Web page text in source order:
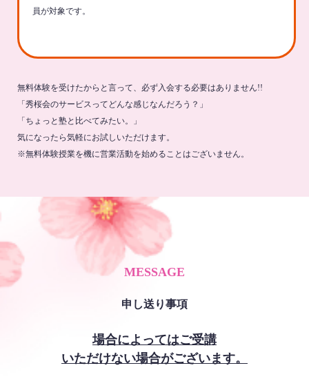
員が対象です。
無料体験を受けたからと言って、必ず入会する必要はありません!!
「秀桜会のサービスってどんな感じなんだろう？」
「ちょっと塾と比べてみたい。」
気になったら気軽にお試しいただけます。
※無料体験授業を機に営業活動を始めることはございません。
MESSAGE
申し送り事項
場合によってはご受講
いただけない場合がございます。